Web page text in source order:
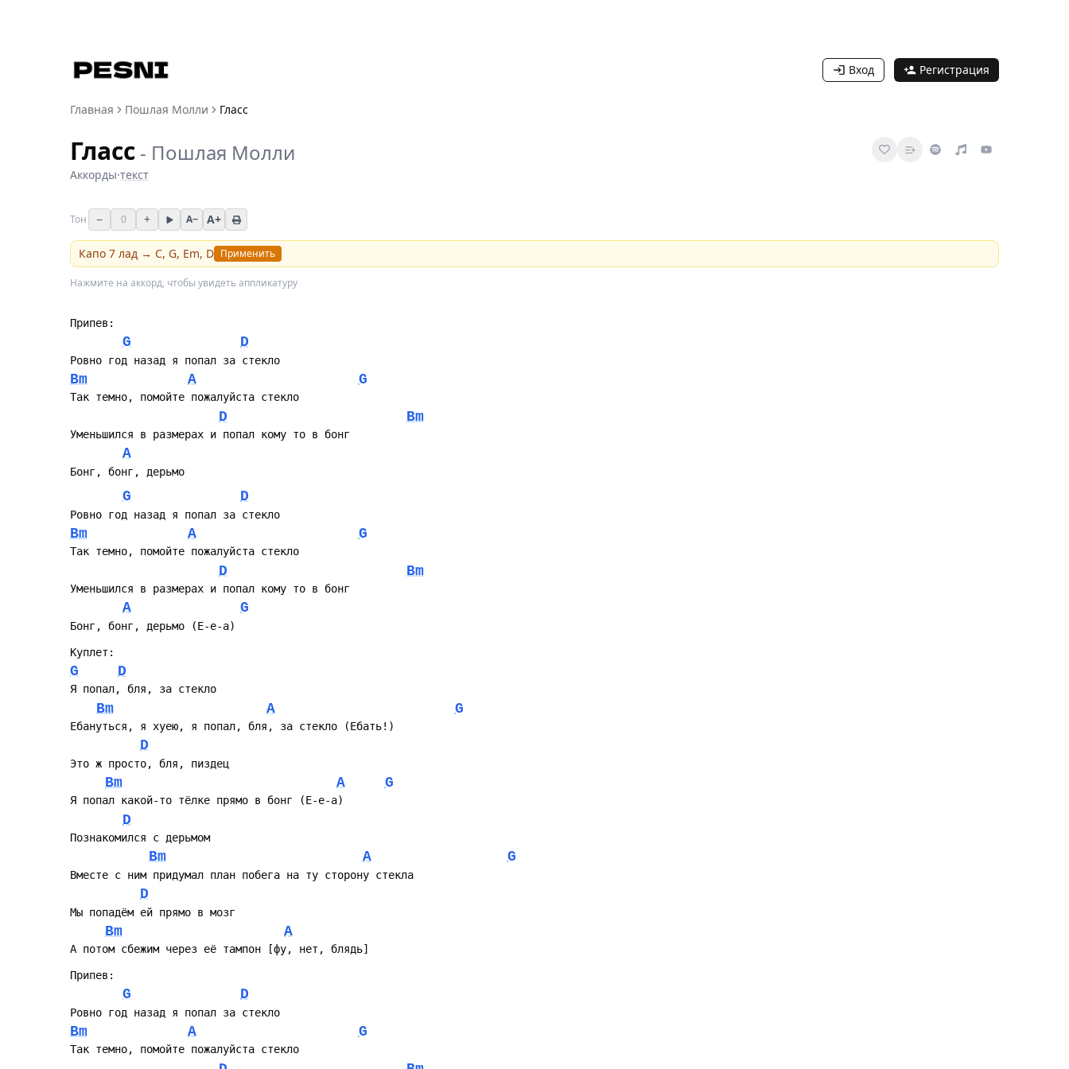
Вход Регистрация
Главная Пошлая Молли Гласс
Гласс - Пошлая Молли
Аккорды·текст
Тон − 0 + A− A+
Капо 7 лад → C, G, Em, D Применить
Нажмите на аккорд, чтобы увидеть аппликатуру
Припев:
G D
Ровно год назад я попал за стекло
Bm A G
Так темно, помойте пожалуйста стекло
D Bm
Уменьшился в размерах и попал кому то в бонг
A
Бонг, бонг, дерьмо
G D
Ровно год назад я попал за стекло
Bm A G
Так темно, помойте пожалуйста стекло
D Bm
Уменьшился в размерах и попал кому то в бонг
A G
Бонг, бонг, дерьмо (Е-е-а)
Куплет:
G D
Я попал, бля, за стекло
Bm A G
Ебануться, я хуею, я попал, бля, за стекло (Ебать!)
D
Это ж просто, бля, пиздец
Bm A G
Я попал какой-то тёлке прямо в бонг (Е-е-а)
D
Познакомился с дерьмом
Bm A G
Вместе с ним придумал план побега на ту сторону стекла
D
Мы попадём ей прямо в мозг
Bm A
А потом сбежим через её тампон [фу, нет, блядь]
Припев:
G D
Ровно год назад я попал за стекло
Bm A G
Так темно, помойте пожалуйста стекло